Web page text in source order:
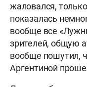
жаловался,
показалась
вообще все
зрителей, общую
вообще пошутил,
Аргентиной